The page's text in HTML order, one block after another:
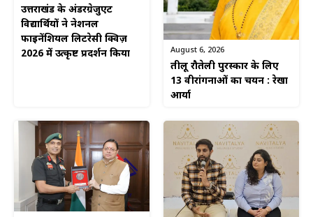
उत्तराखंड के अंडरग्रेजुएट
विद्यार्थियों ने नेशनल
फाइनेंशियल लिटरेसी क्विज़
2026 में उत्कृष्ट प्रदर्शन किया
August 6, 2026
तीलू रौतेली पुरस्कार के लिए
13 वीरांगनाओं का चयन : रेखा
आर्या